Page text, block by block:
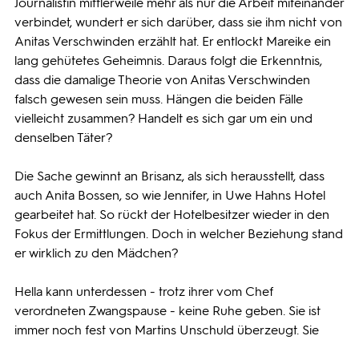
verbindet, wundert er sich darüber, dass sie ihm nicht von
Anitas Verschwinden erzählt hat. Er entlockt Mareike ein
lang gehütetes Geheimnis. Daraus folgt die Erkenntnis,
dass die damalige Theorie von Anitas Verschwinden
falsch gewesen sein muss. Hängen die beiden Fälle
vielleicht zusammen? Handelt es sich gar um ein und
denselben Täter?
Die Sache gewinnt an Brisanz, als sich herausstellt, dass
auch Anita Bossen, so wie Jennifer, in Uwe Hahns Hotel
gearbeitet hat. So rückt der Hotelbesitzer wieder in den
Fokus der Ermittlungen. Doch in welcher Beziehung stand
er wirklich zu den Mädchen?
Hella kann unterdessen - trotz ihrer vom Chef
verordneten Zwangspause - keine Ruhe geben. Sie ist
immer noch fest von Martins Unschuld überzeugt. Sie